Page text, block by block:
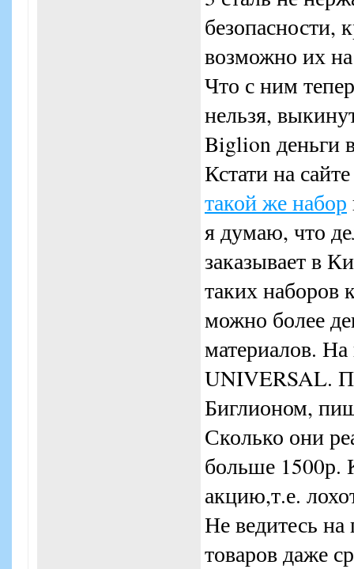
безопасности,
возможно их
Что с ним
нельзя,
Biglion деньги
Кстати на
такой же набор
я думаю, что
заказывает в
таких наборов
можно более
материалов.
UNIVERSAL.
Биглионом,
Сколько они
больше 1500р.
акцию,т.е.
Не ведитесь
товаров даже